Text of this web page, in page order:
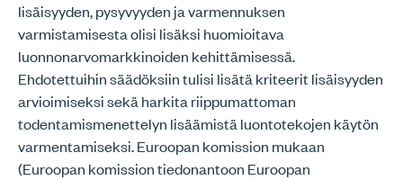
lisäisyyden, pysyvyyden ja varmennuksen
varmistamisesta olisi lisäksi huomioitava
luonnonarvomarkkinoiden kehittämisessä.
Ehdotettuihin säädöksiin tulisi lisätä kriteerit lisäisyyden
arvioimiseksi sekä harkita riippumattoman
todentamismenettelyn lisäämistä luontotekojen käytön
varmentamiseksi. Euroopan komission mukaan
(Euroopan komission tiedonantoon Euroopan